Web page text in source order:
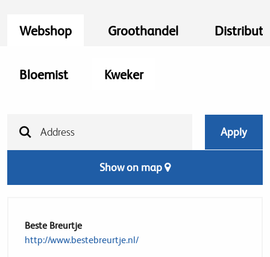
Webshop Groothandel
Bloemist Kweker
Show on map
Beste Breurtje
http://www.bestebreurtje.nl/